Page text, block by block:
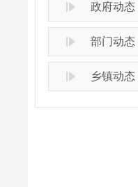
政府动态
部门动态
乡镇动态